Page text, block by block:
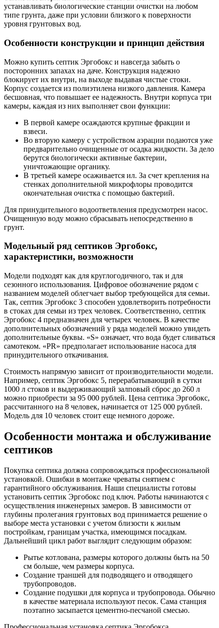
устанавливать биологические станции очистки на любом
типе грунта, даже при условии близкого к поверхности
уровня грунтовых вод.
Особенности конструкции и принцип действия
Можно купить септик Эргобокс и навсегда забыть о
посторонних запахах на даче. Конструкция надежно
блокирует их внутри, на выходе выдавая чистые стоки.
Корпус создается из полиэтилена низкого давления. Камера
бесшовная, что повышает ее надежность. Внутри корпуса три
камеры, каждая из них выполняет свои функции:
В первой камере осаждаются крупные фракции и
взвеси.
Во вторую камеру с устройством аэрации подаются уже
предварительно очищенные от осадка жидкости. За дело
берутся биологически активные бактерии,
уничтожающие органику.
В третьей камере осаживается ил. За счет крепления на
стенках дополнительной микрофлоры проводится
окончательная очистка с помощью бактерий.
Для принудительного водоответвления предусмотрен насос.
Очищенную воду можно сбрасывать непосредственно в
грунт.
Модельный ряд септиков Эргобокс,
характеристики, возможности
Модели подходят как для круглогодичного, так и для
сезонного использования. Цифровое обозначение рядом с
названием моделей облегчает выбор требующейся для семьи.
Так, септик Эргобокс 3 способен удовлетворить потребности
в стоках для семьи из трех человек. Соответственно, септик
Эргобокс 4 предназначен для четырех человек. В качестве
дополнительных обозначений у ряда моделей можно увидеть
дополнительные буквы. «S» означает, что вода будет сливаться
самотеком. «PR» предполагает использование насоса для
принудительного откачивания.
Стоимость напрямую зависит от производительности модели.
Например, септик Эргобокс 5, перерабатывающий в сутки
1000 л стоков и выдерживающий залповый сброс до 260 л
можно приобрести за 95 000 рублей. Цена септика Эргобокс,
рассчитанного на 8 человек, начинается от 125 000 рублей.
Модель для 10 человек стоит еще немного дороже.
Особенности монтажа и обслуживание
септиков
Покупка септика должна сопровождаться профессиональной
установкой. Ошибки в монтаже чреваты снятием с
гарантийного обслуживания. Наши специалисты готовы
установить септик Эргобокс под ключ. Работы начинаются с
осуществления инженерных замеров. В зависимости от
глубины пролегания грунтовых вод принимается решение о
выборе места установки с учетом близости к жилым
постройкам, границам участка, имеющимся посадкам.
Дальнейший цикл работ выглядит следующим образом:
Рытье котлована, размеры которого должны быть на 50
см больше, чем размеры корпуса.
Создание траншей для подводящего и отводящего
трубопроводов.
Создание подушки для корпуса и трубопровода. Обычно
в качестве материала используют песок. Сама станция
поэтапно засыпается цементно-песчаной смесью.